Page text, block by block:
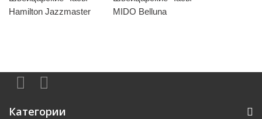
Hamilton Jazzmaster
MIDO Belluna
Категории